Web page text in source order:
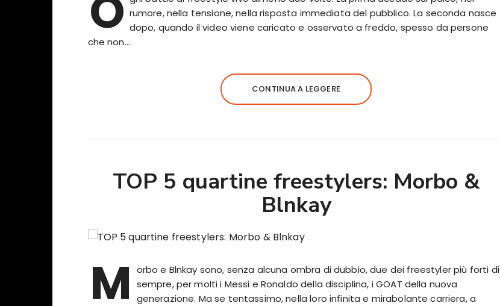
rumore, nella tensione, nella risposta immediata del pubblico. La seconda nasce
dopo, quando il video viene caricato e osservato a freddo, spesso da persone
che non…
CONTINUA A LEGGERE
TOP 5 quartine freestylers: Morbo &
Blnkay
M
orbo e Blnkay sono, senza alcuna ombra di dubbio, due dei freestyler più forti di
sempre, per molti i Messi e Ronaldo della disciplina, i GOAT della nuova
generazione. Ma se tentassimo, nella loro infinita e mirabolante carriera, a